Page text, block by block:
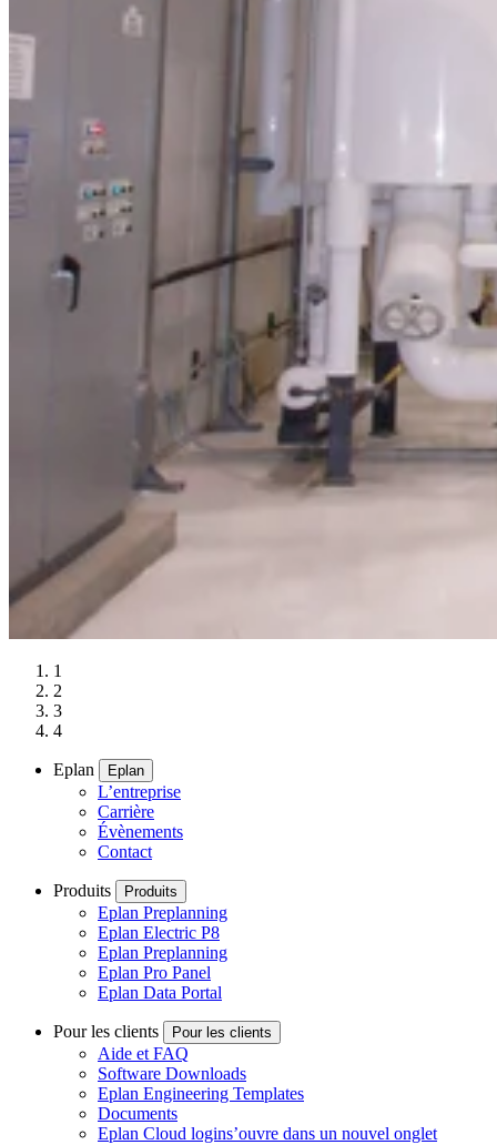
1
2
3
4
Eplan Eplan
L’entreprise
Carrière
Évènements
Contact
Produits Produits
Eplan Preplanning
Eplan Electric P8
Eplan Preplanning
Eplan Pro Panel
Eplan Data Portal
Pour les clients Pour les clients
Aide et FAQ
Software Downloads
Eplan Engineering Templates
Documents
Eplan Cloud logins’ouvre dans un nouvel onglet